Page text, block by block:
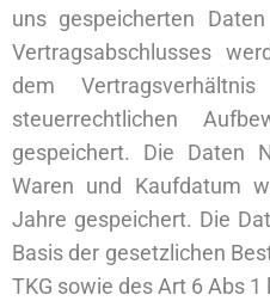
uns gespeicherten
Vertragsabschlusses
dem
steuerrechtlichen
gespeichert. Die Daten
Waren und Kaufdatum
Jahre gespeichert. Die
Basis der gesetzlichen
TKG sowie des Art 6 Abs